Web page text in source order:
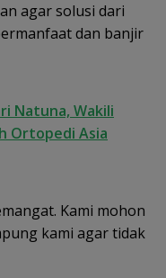
agar solusi dari
dan banjir
Natuna, Wakili
Ortopedi Asia
Kami mohon
kami agar tidak